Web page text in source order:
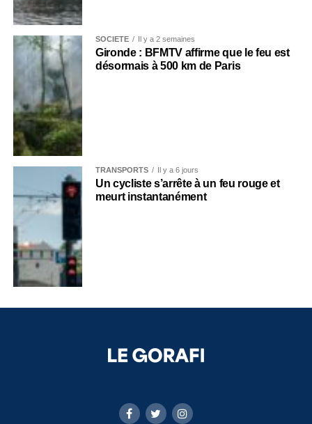
SOCIÉTÉ Il y a 2 semaines
Gironde : BFMTV affirme que le feu est
désormais à 500 km de Paris
TRANSPORTS Il y a 6 jours
Un cycliste s’arrête à un feu rouge et
meurt instantanément